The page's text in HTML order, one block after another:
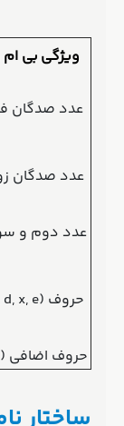
ویژگی بی ام
عدد صدگان
عدد صدگان
عدد دوم و
حروف (i, d, x, e)
حروف اضافی (M)